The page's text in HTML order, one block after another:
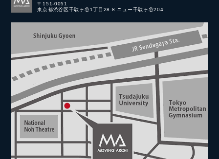
〒151-0051
東京都渋谷区千駄ヶ谷1丁目28-8 ニュー千駄ヶ谷204